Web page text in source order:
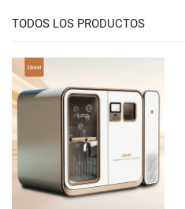
TODOS LOS PRODUCTOS